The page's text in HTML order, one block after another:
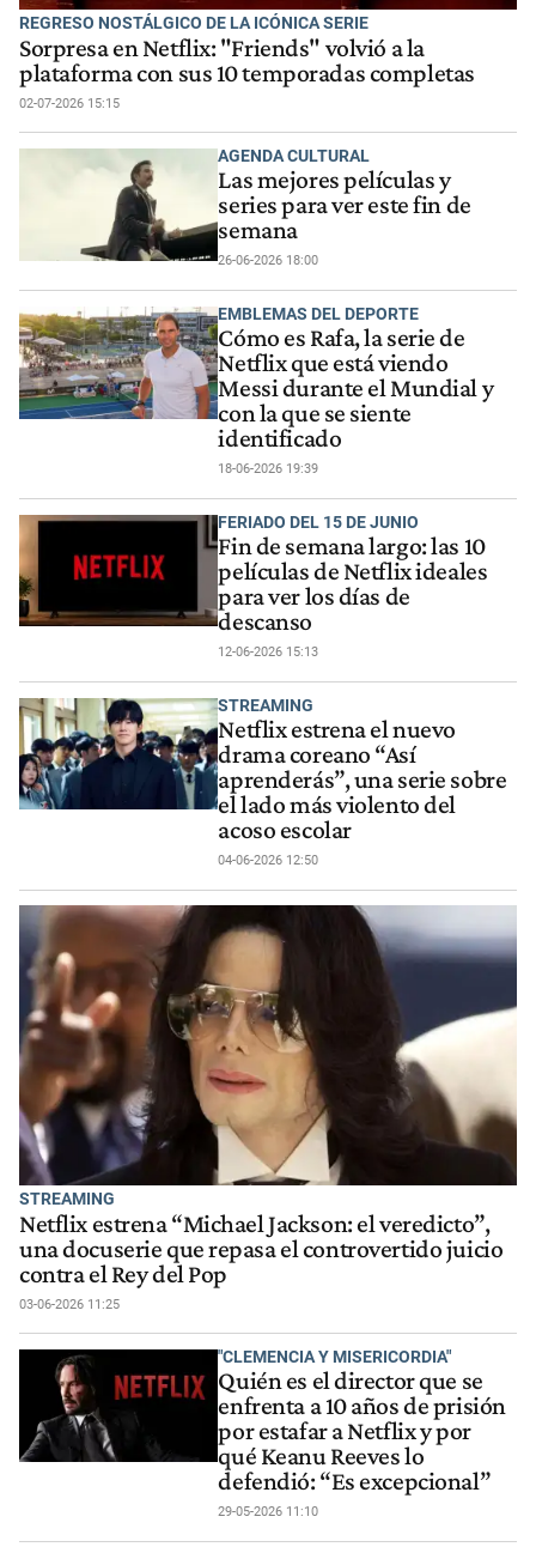
REGRESO NOSTÁLGICO DE LA ICÓNICA SERIE
Sorpresa en Netflix: "Friends" volvió a la
plataforma con sus 10 temporadas completas
02-07-2026 15:15
AGENDA CULTURAL
Las mejores películas y
series para ver este fin de
semana
26-06-2026 18:00
EMBLEMAS DEL DEPORTE
Cómo es Rafa, la serie de
Netflix que está viendo
Messi durante el Mundial y
con la que se siente
identificado
18-06-2026 19:39
FERIADO DEL 15 DE JUNIO
Fin de semana largo: las 10
películas de Netflix ideales
para ver los días de
descanso
12-06-2026 15:13
STREAMING
Netflix estrena el nuevo
drama coreano “Así
aprenderás”, una serie sobre
el lado más violento del
acoso escolar
04-06-2026 12:50
STREAMING
Netflix estrena “Michael Jackson: el veredicto”,
una docuserie que repasa el controvertido juicio
contra el Rey del Pop
03-06-2026 11:25
"CLEMENCIA Y MISERICORDIA"
Quién es el director que se
enfrenta a 10 años de prisión
por estafar a Netflix y por
qué Keanu Reeves lo
defendió: “Es excepcional”
29-05-2026 11:10